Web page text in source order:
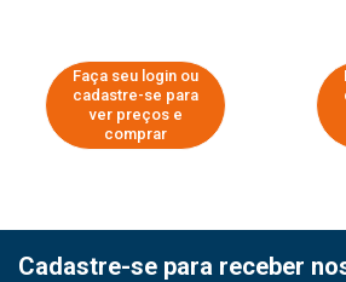
Faça seu login ou
cadastre-se para
ver preços e
comprar
Cadastre-se para receber